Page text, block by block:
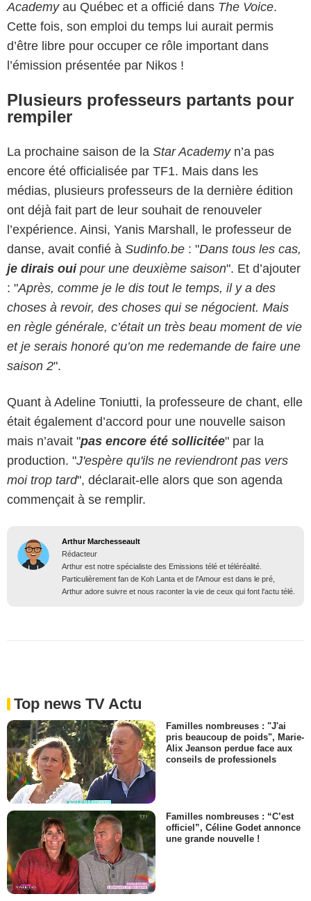
Academy au Québec et a officié dans The Voice.
Cette fois, son emploi du temps lui aurait permis
d’être libre pour occuper ce rôle important dans
l’émission présentée par Nikos !
Plusieurs professeurs partants pour
rempiler
La prochaine saison de la Star Academyn’a pas
encore été officialisée par TF1. Mais dans les
médias, plusieurs professeurs de la dernière édition
ont déjà fait part de leur souhait de renouveler
l’expérience. Ainsi, Yanis Marshall, le professeur de
danse, avait confié à Sudinfo.be : "Dans tous les cas,
je dirais ouipour une deuxième saison". Et d’ajouter
: "Après, comme je le dis tout le temps, il y a des
choses à revoir, des choses qui se négocient. Mais
en règle générale, c’était un très beau moment de vie
et je serais honoré qu’on me redemande de faire une
saison 2".
Quant à Adeline Toniutti, la professeure de chant, elle
était également d’accord pour une nouvelle saison
mais n’avait "pas encore été sollicitée" par la
production. "J'espère qu'ils ne reviendront pas vers
moi trop tard", déclarait-elle alors que son agenda
commençait à se remplir.
Arthur Marchesseault
Rédacteur
Arthur est notre spécialiste des Emissions télé et téléréalité.
Particulièrement fan de Koh Lanta et de l'Amour est dans le pré,
Arthur adore suivre et nous raconter la vie de ceux qui font l'actu télé.
Top news TV Actu
Familles nombreuses : "J'ai
pris beaucoup de poids", Marie-
Alix Jeanson perdue face aux
conseils de professionels
Familles nombreuses : “C’est
officiel”, Céline Godet annonce
une grande nouvelle !